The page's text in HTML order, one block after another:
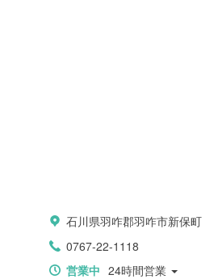
石川県羽咋郡羽咋市新保町
0767-22-1118
営業中 24時間営業